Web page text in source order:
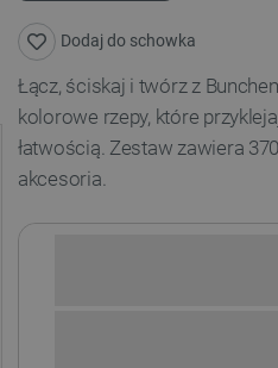
Dodaj do schowka
Łącz, ściskaj i twórz z
kolorowe rzepy, które
łatwością. Zestaw zawiera
akcesoria.